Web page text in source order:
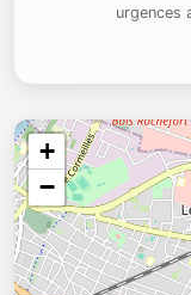
urgences
+
−